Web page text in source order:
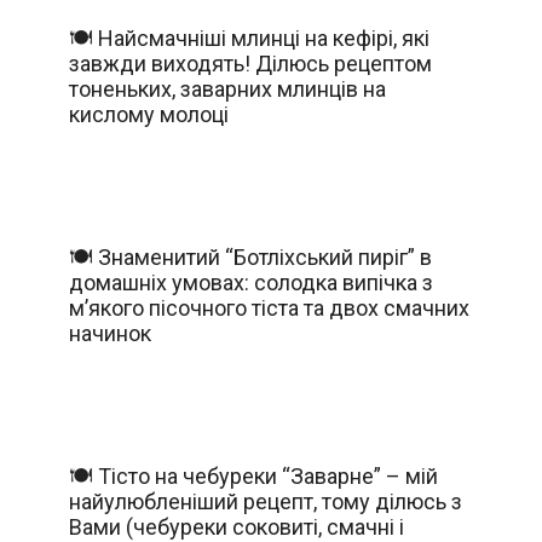
🍽️ Найсмачніші млинці на кефірі, які
завжди виходять! Ділюсь рецептом
тоненьких, заварних млинців на
кислому молоці
🍽️ Знаменитий “Ботліхський пиріг” в
домашніх умовах: солодка випічка з
м’якого пісочного тіста та двох смачних
начинок
🍽️ Тісто на чебуреки “Заварне” – мій
найулюбленіший рецепт, тому ділюсь з
Вами (чебуреки соковиті, смачні і